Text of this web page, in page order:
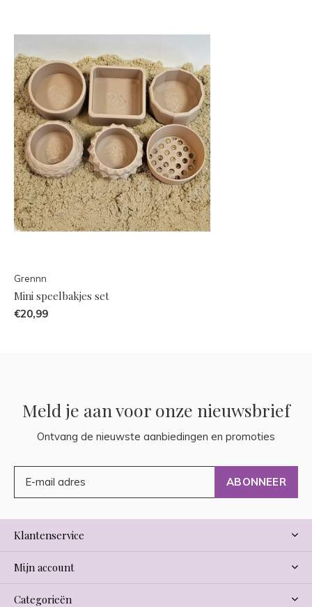
Grennn
Mini speelbakjes set
€20,99
Meld je aan voor onze nieuwsbrief
Ontvang de nieuwste aanbiedingen en promoties
ABONNEER
Klantenservice
Mijn account
Categorieën